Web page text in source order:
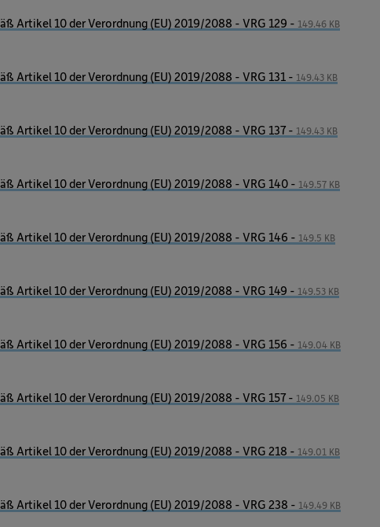
Artikel 10 der Verordnung (EU) 2019/2088 - VRG 129 - 149.46 KB
Artikel 10 der Verordnung (EU) 2019/2088 - VRG 131 - 149.43 KB
Artikel 10 der Verordnung (EU) 2019/2088 - VRG 137 - 149.43 KB
Artikel 10 der Verordnung (EU) 2019/2088 - VRG 140 - 149.57 KB
Artikel 10 der Verordnung (EU) 2019/2088 - VRG 146 - 149.5 KB
Artikel 10 der Verordnung (EU) 2019/2088 - VRG 149 - 149.53 KB
Artikel 10 der Verordnung (EU) 2019/2088 - VRG 156 - 149.04 KB
Artikel 10 der Verordnung (EU) 2019/2088 - VRG 157 - 149.05 KB
Artikel 10 der Verordnung (EU) 2019/2088 - VRG 218 - 149.01 KB
Artikel 10 der Verordnung (EU) 2019/2088 - VRG 238 - 149.49 KB